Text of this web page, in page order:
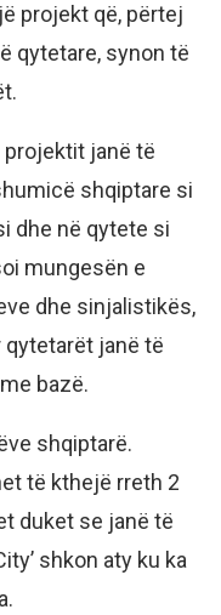
projekt që, përtej
qytetare, synon të
projektit janë të
shqiptare si
dhe në qytete si
mungesën e
dhe sinjalistikës,
janë të
bazë.
shqiptarë.
të kthejë rreth 2
duket se janë të
shkon aty ku ka